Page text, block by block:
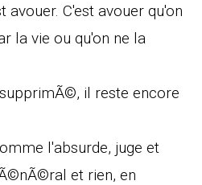
C'est avouer qu'on
la vie ou qu'on ne la
il reste encore
l'absurde, juge et
et rien, en